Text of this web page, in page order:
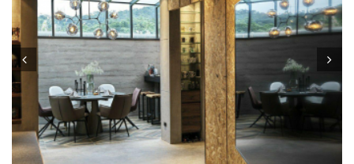
Prev Next